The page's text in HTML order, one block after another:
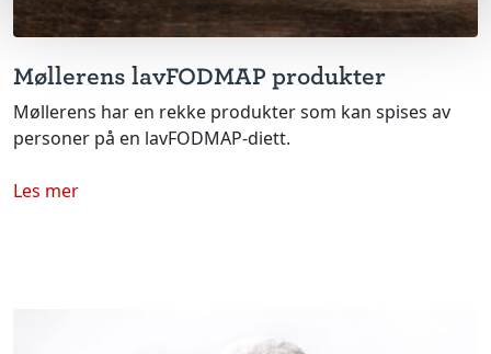
Møllerens lavFODMAP produkter
Møllerens har en rekke produkter som kan spises av
personer på en lavFODMAP-diett.
Les mer